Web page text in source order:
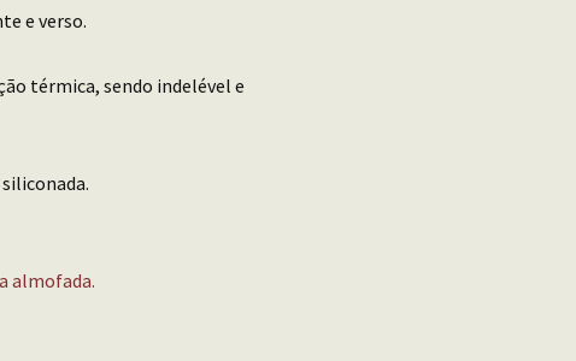
e verso.
térmica, sendo indelével e
almofada.